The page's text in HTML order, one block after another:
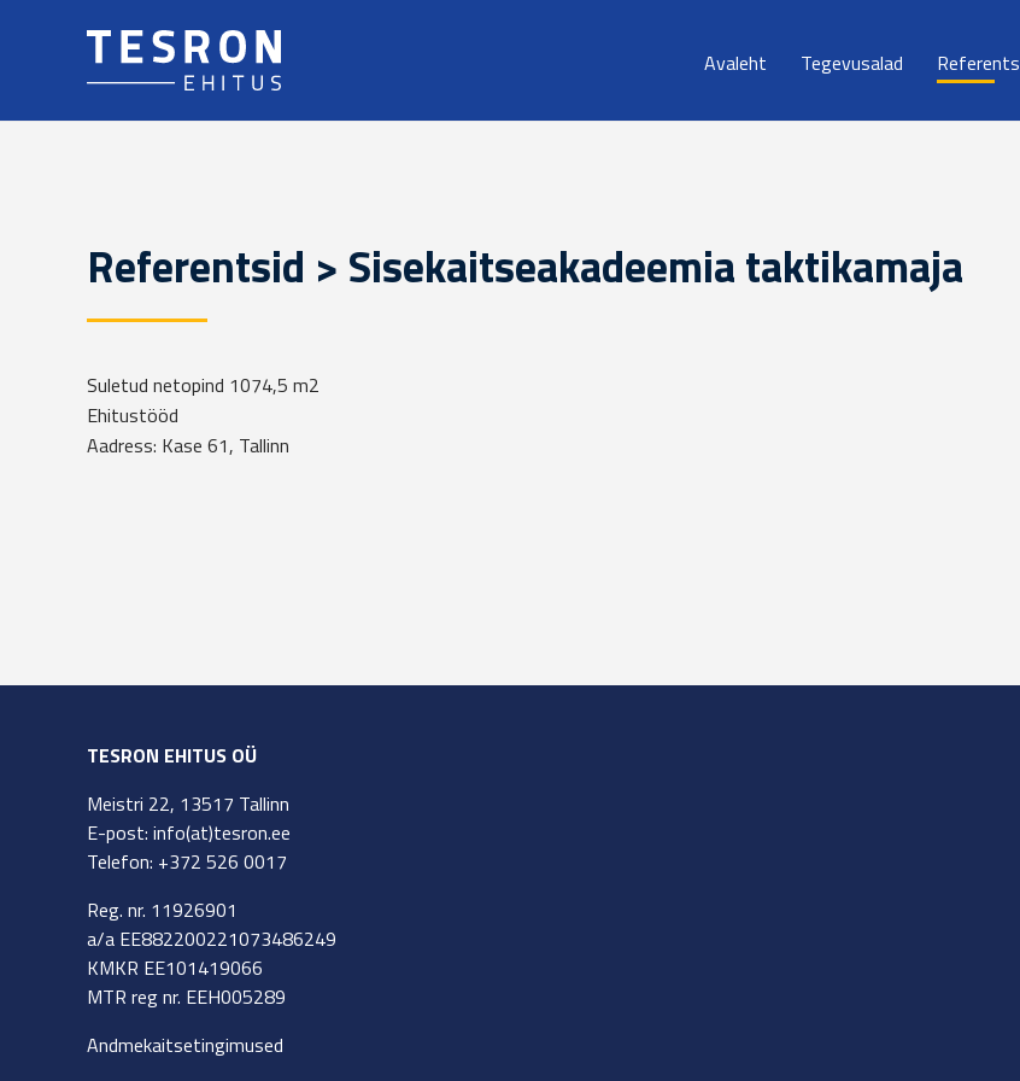
Avaleht Tegevusalad Referents
Referentsid > Sisekaitseakadeemia taktikamaja
Suletud netopind 1074,5 m2
Ehitustööd
Aadress: Kase 61, Tallinn
TESRON EHITUS OÜ
Meistri 22, 13517 Tallinn
E-post: info(at)tesron.ee
Telefon: +372 526 0017
Reg. nr. 11926901
a/a EE882200221073486249
KMKR EE101419066
MTR reg nr. EEH005289
Andmekaitsetingimused